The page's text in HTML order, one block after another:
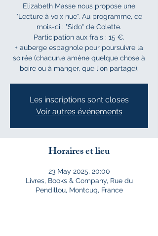
Elizabeth Masse nous propose une
"Lecture à voix nue". Au programme, ce
mois-ci : "Sido" de Colette.
Participation aux frais : 15 €.
+ auberge espagnole pour poursuivre la
soirée (chacun.e amène quelque chose à
boire ou à manger, que l'on partage).
Les inscriptions sont closes
Voir autres événements
Horaires et lieu
23 May 2025, 20:00
Livres, Books & Company, Rue du
Pendillou, Montcuq, France